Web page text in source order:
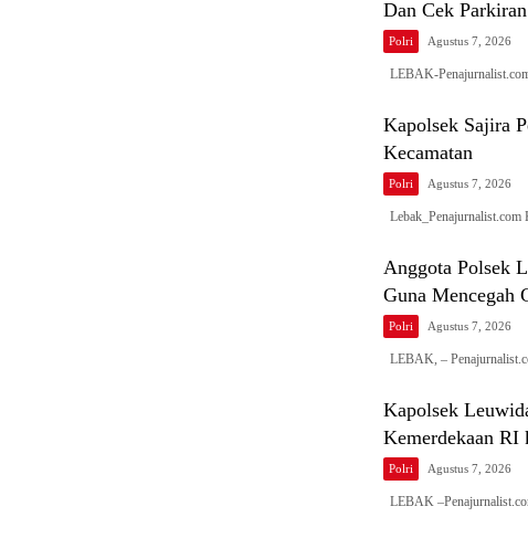
Dan Cek
Polri Agustus 7, 2026
LEBAK-
Kapolsek Sajira
Kecamatan
Polri Agustus 7, 2026
Anggota Polsek
Guna Mencegah
Polri Agustus 7, 2026
LEBAK, –
Kapolsek
Kemerdekaan RI
Polri Agustus 7, 2026
LEBAK